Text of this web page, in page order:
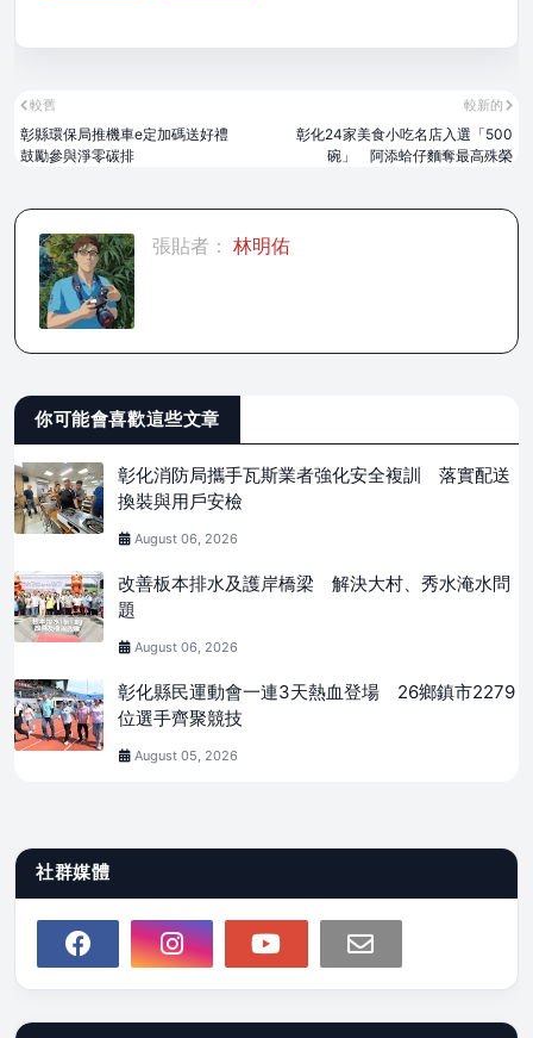
較新的
彰化24家美食小吃名店入選「500
碗」 阿添蛤仔麵奪最高殊榮
較舊
彰縣環保局推機車e定加碼送好禮
鼓勵參與淨零碳排
張貼者： 林明佑
你可能會喜歡這些文章
彰化消防局攜手瓦斯業者強化安全複訓 落實配送
換裝與用戶安檢
August 06, 2026
改善板本排水及護岸橋梁 解決大村、秀水淹水問
題
August 06, 2026
彰化縣民運動會一連3天熱血登場 26鄉鎮市2279
位選手齊聚競技
August 05, 2026
社群媒體